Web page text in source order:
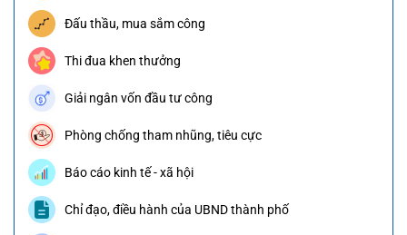
Đấu thầu, mua sắm công
Thi đua khen thưởng
Giải ngân vốn đầu tư công
Phòng chống tham nhũng, tiêu cực
Báo cáo kinh tế - xã hội
Chỉ đạo, điều hành của UBND thành phố